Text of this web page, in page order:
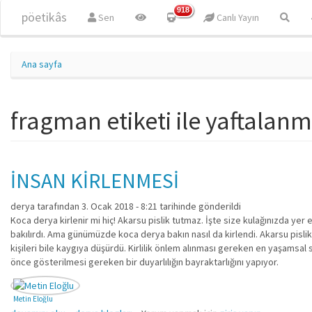
pöetikâs Sen
918
Canlı Yayın
Ana sayfa
fragman etiketi ile
İNSAN KİRLENMESİ
derya tarafından 3. Ocak 2018 - 8:21 tarihinde gönderildi
Koca derya kirlenir mi hiç! Akarsu pislik tutmaz. İşte size kulağınızda
bakılırdı. Ama günümüzde koca derya bakın nasıl da kirlendi. Akarsu
kişileri bile kaygıya düşürdü. Kirlilik önlem alınması gereken en
önce gösterilmesi gereken bir duyarlılığın bayraktarlığını yapıyor.
Metin Eloğlu